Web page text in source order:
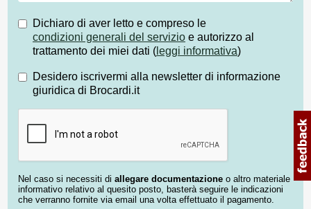
Dichiaro di aver letto e compreso le
condizioni generali del servizio e autorizzo al
trattamento dei miei dati ( leggi informativa)
Desidero iscrivermi alla newsletter di informazione
giuridica di Brocardi.it
Nel caso si necessiti di allegare documentazione o altro materiale
informativo relativo al quesito posto, basterà seguire le indicazioni
che verranno fornite via email una volta effettuato il pagamento.